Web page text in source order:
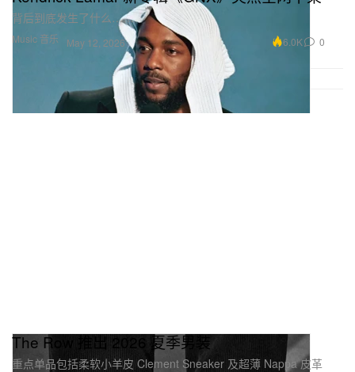
Music 音乐
背后到底发生了什么……
May 12, 2026 6.0K 0
The Row 推出 2026 夏季男装
重点单品包括柔软小羊皮 Clement Sneaker 及超薄 Nappa 皮革